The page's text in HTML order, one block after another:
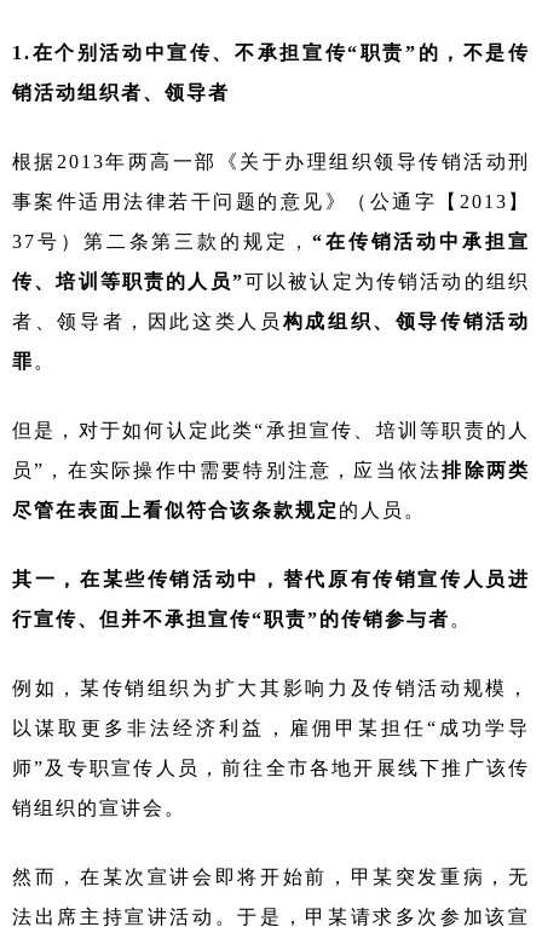
1.在个别活动中宣传、不承担宣传“职责”的，不是传
销活动组织者、领导者
根据 2013年两高一部《关于办理组织领导传销活动刑
事案件适用法律若干问题的意见》（公通字【2013】
37号）第二条第三款的规定， “在传销活动中承担宣
传、培训等职责的人员”可以被认定为传销活动的组织
者、领导者，因此这类人员构成组织、领导传销活动
罪 。
但是，对于如何认定此类“承担宣传、培训等职责的人
员”，在实际操作中需要特别注意，应当依法排除两类
尽管在表面上看似符合该条款规定 的人员。
其一，在某些传销活动中，替代原有传销宣传人员进
行宣传、但并不承担宣传“职责”的传销参与者 。
例如，某传销组织为扩大其影响力及传销活动规模，
以谋取更多非法经济利益，雇佣甲某担任“成功学导
师”及专职宣传人员，前往全市各地开展线下推广该传
销组织的宣讲会。
然而，在某次宣讲会即将开始前，甲某突发重病，无
法出席主持宣讲活动。于是，甲某请求多次参加该宣